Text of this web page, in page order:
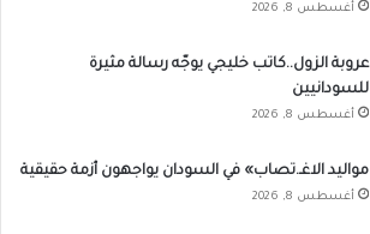
أغسطس 8, 2026
عروبة الزول..كاتب خليجي يوجّه رسالة مثيرة
للسودانيين
أغسطس 8, 2026
مواليد الاغـ.تصاب» في السودان يواجهون أزمة حقيقية
أغسطس 8, 2026